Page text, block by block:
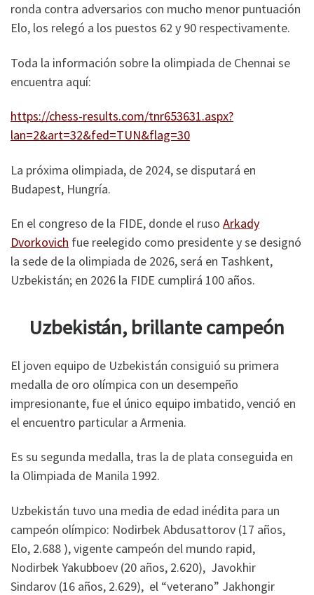
ronda contra adversarios con mucho menor puntuación
Elo, los relegó a los puestos 62 y 90 respectivamente.
Toda la información sobre la olimpiada de Chennai se
encuentra aquí:
https://chess-results.com/tnr653631.aspx?
lan=2&art=32&fed=TUN&flag=30
La próxima olimpiada, de 2024, se disputará en
Budapest, Hungría.
En el congreso de la FIDE, donde el ruso Arkady
Dvorkovich fue reelegido como presidente y se designó
la sede de la olimpiada de 2026, será en Tashkent,
Uzbekistán; en 2026 la FIDE cumplirá 100 años.
Uzbekistán, brillante campeón
El joven equipo de Uzbekistán consiguió su primera
medalla de oro olímpica con un desempeño
impresionante, fue el único equipo imbatido, venció en
el encuentro particular a Armenia.
Es su segunda medalla, tras la de plata conseguida en
la Olimpiada de Manila 1992.
Uzbekistán tuvo una media de edad inédita para un
campeón olímpico: Nodirbek Abdusattorov (17 años,
Elo, 2.688 ), vigente campeón del mundo rapid,
Nodirbek Yakubboev (20 años, 2.620), Javokhir
Sindarov (16 años, 2.629), el “veterano” Jakhongir